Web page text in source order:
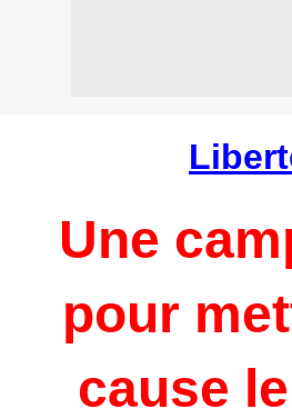
Une
pour
cause